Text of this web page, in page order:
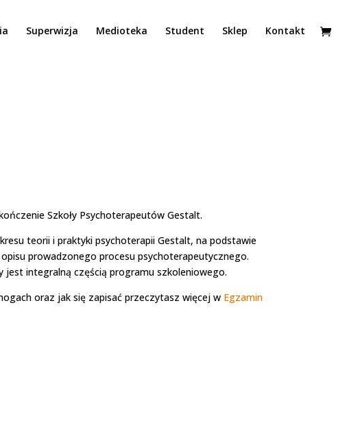
Superwizja Medioteka Student Sklep Kontakt
Szkoły Psychoterapeutów Gestalt.
teorii i praktyki psychoterapii Gestalt, na podstawie
prowadzonego procesu psychoterapeutycznego.
jest integralną częścią programu szkoleniowego.
oraz jak się zapisać przeczytasz więcej w Egzamin